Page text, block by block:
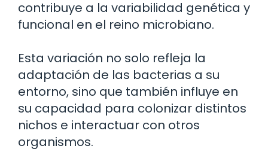
contribuye a la variabilidad genética y
funcional en el reino microbiano.
Esta variación no solo refleja la
adaptación de las bacterias a su
entorno, sino que también influye en
su capacidad para colonizar distintos
nichos e interactuar con otros
organismos.